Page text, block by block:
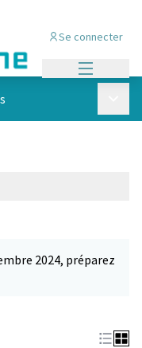
Se connecter
2024, préparez